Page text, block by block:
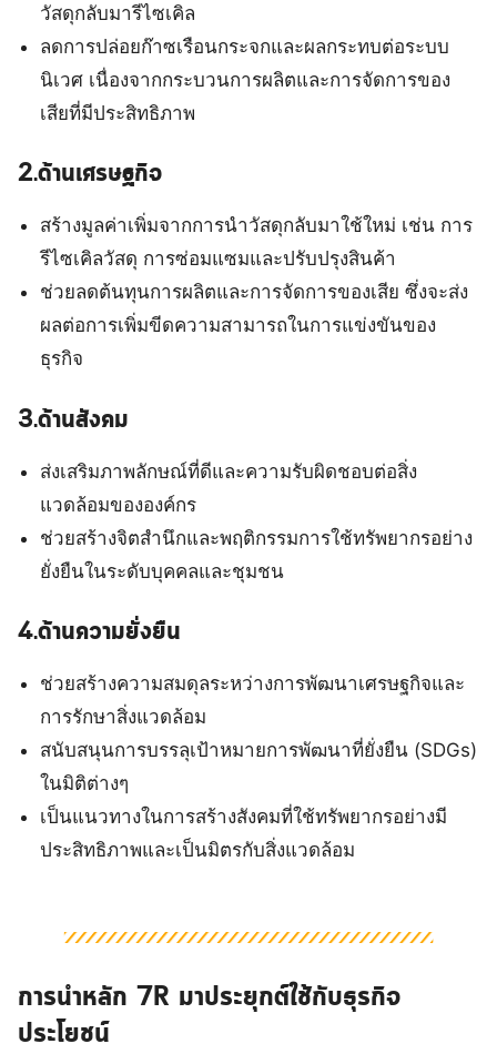
วัสดุกลับมารีไซเคิล
ลดการปล่อยก๊าซเรือนกระจกและผลกระทบต่อระบบ
นิเวศ เนื่องจากกระบวนการผลิตและการจัดการของ
เสียที่มีประสิทธิภาพ
2.ด้านเศรษฐกิจ
สร้างมูลค่าเพิ่มจากการนำวัสดุกลับมาใช้ใหม่ เช่น การ
รีไซเคิลวัสดุ การซ่อมแซมและปรับปรุงสินค้า
ช่วยลดต้นทุนการผลิตและการจัดการของเสีย ซึ่งจะส่ง
ผลต่อการเพิ่มขีดความสามารถในการแข่งขันของ
ธุรกิจ
3.ด้านสังคม
ส่งเสริมภาพลักษณ์ที่ดีและความรับผิดชอบต่อสิ่ง
แวดล้อมขององค์กร
ช่วยสร้างจิตสำนึกและพฤติกรรมการใช้ทรัพยากรอย่าง
ยั่งยืนในระดับบุคคลและชุมชน
4.ด้านความยั่งยืน
ช่วยสร้างความสมดุลระหว่างการพัฒนาเศรษฐกิจและ
การรักษาสิ่งแวดล้อม
สนับสนุนการบรรลุเป้าหมายการพัฒนาที่ยั่งยืน (SDGs)
ในมิติต่างๆ
เป็นแนวทางในการสร้างสังคมที่ใช้ทรัพยากรอย่างมี
ประสิทธิภาพและเป็นมิตรกับสิ่งแวดล้อม
การนำหลัก 7R มาประยุกต์ใช้กับธุรกิจ
ประโยชน์